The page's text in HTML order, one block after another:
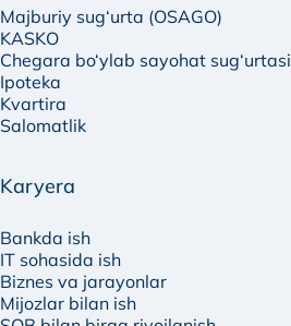
Majburiy sug‘urta (OSAGO)
KASKO
Chegara bo‘ylab sayohat sug‘urtasi
Ipoteka
Kvartira
Salomatlik
Karyera
Bankda ish
IT sohasida ish
Biznes va jarayonlar
Mijozlar bilan ish